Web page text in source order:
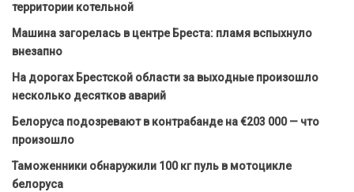
территории котельной
Машина загорелась в центре Бреста: пламя вспыхнуло
внезапно
На дорогах Брестской области за выходные произошло
несколько десятков аварий
Белоруса подозревают в контрабанде на €203 000 — что
произошло
Таможенники обнаружили 100 кг пуль в мотоцикле
белоруса